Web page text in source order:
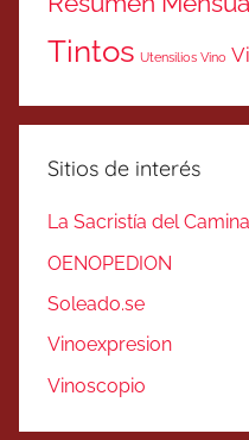
Tintos Utensilios Vino
Sitios de interés
La Sacristía del
OENOPEDION
Soleado.se
Vinoexpresion
Vinoscopio